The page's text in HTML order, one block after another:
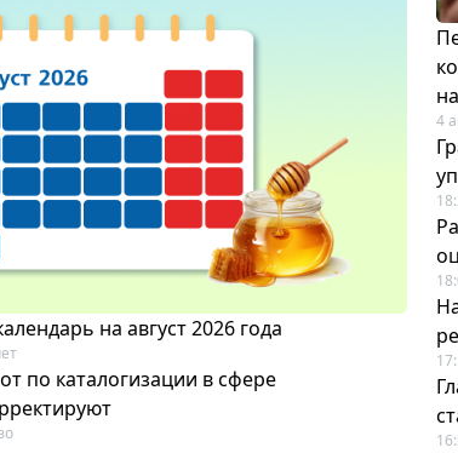
на август 2026 года
по каталогизации в сфере
4